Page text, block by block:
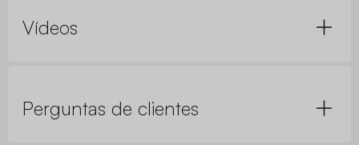
Vídeos
Perguntas de clientes